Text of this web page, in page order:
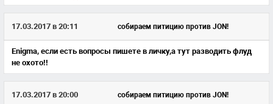
17.03.2017 в 20:11 собираем питицию против JON!
Enigma, если есть вопросы пишете в личку,а тут разводить флуд
не охото!!
17.03.2017 в 20:00 собираем питицию против JON!